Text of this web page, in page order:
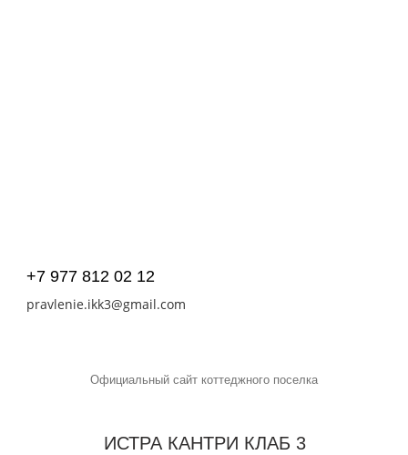
+7 977 812 02 12
pravlenie.ikk3@gmail.com
ИСТРА КАНТРИ КЛАБ 3
Официальный сайт коттеджного поселка